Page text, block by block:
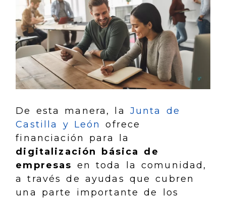
De esta manera, la Junta de
Castilla y León
ofrece
financiación para la
digitalización básica de
empresas en toda la comunidad,
a través de ayudas que cubren
una parte importante de los